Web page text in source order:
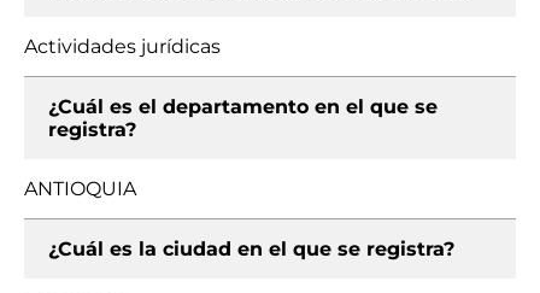
Actividades jurídicas
¿Cuál es el departamento en el que se
registra?
ANTIOQUIA
¿Cuál es la ciudad en el que se registra?